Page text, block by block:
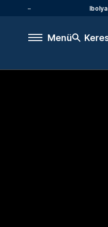
Ibolya
Menü